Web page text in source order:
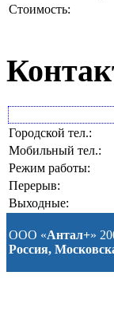
Стоимость:
Городской тел.:
Мобильный тел.:
Режим работы:
Перерыв:
Выходные:
ООО «Антал+»
Россия,